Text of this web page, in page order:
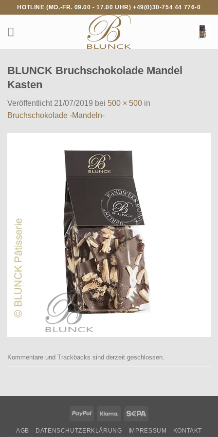
springen
HOTLINE (MO.-FR. 09.00 - 17.00 UHR) +49(0)30-754 44 776-0
BLUNCK Bruchschokolade Mandel
Kasten
Veröffentlicht 21/07/2019 bei 500 × 500 in
Bruchschokolade -Mandeln-
Kommentare und Trackbacks sind derzeit geschlossen.
PayPal Klarna
AGB DATENSCHUTZERKLÄRUNG IMPRESSUM KONTAKT